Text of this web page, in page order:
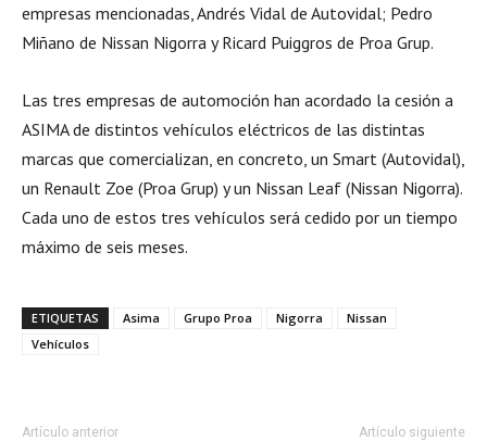
empresas mencionadas, Andrés Vidal de Autovidal; Pedro
Miñano de Nissan Nigorra y Ricard Puiggros de Proa Grup.
Las tres empresas de automoción han acordado la cesión a
ASIMA de distintos vehículos eléctricos de las distintas
marcas que comercializan, en concreto, un Smart (Autovidal),
un Renault Zoe (Proa Grup) y un Nissan Leaf (Nissan Nigorra).
Cada uno de estos tres vehículos será cedido por un tiempo
máximo de seis meses.
ETIQUETAS Asima Grupo Proa Nigorra
Nissan
Vehículos
Artículo anterior Artículo siguiente